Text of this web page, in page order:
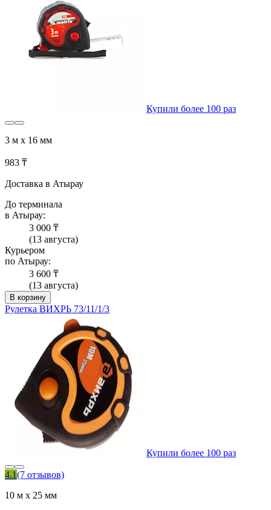
Купили более 100 раз
3 м х 16 мм
983 ₸
Доставка в Атырау
До терминала
в Атырау:
3 000 ₸
(13 августа)
Курьером
по Атырау:
3 600 ₸
(13 августа)
В корзину
Рулетка ВИХРЬ 73/11/1/3
Купили более 100 раз
4.1(7 отзывов)
10 м х 25 мм